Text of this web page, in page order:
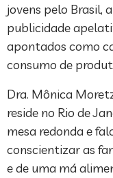
jovens pelo Brasil,
publicidade
apontados como
consumo de
Dra. Mônica
reside no Rio de
mesa redonda e
conscientizar as
e de uma má